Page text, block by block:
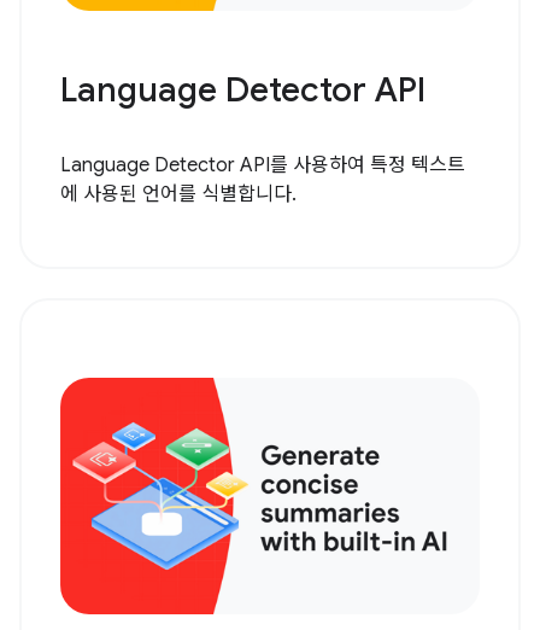
Language Detector API
Language Detector API를 사용하여 특정 텍스트
에 사용된 언어를 식별합니다.